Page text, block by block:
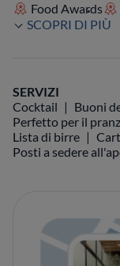
Food Awards
SCOPRI DI PIÙ
SERVIZI
Cocktail
Buoni
Perfetto per il
Lista di birre
Posti a sedere